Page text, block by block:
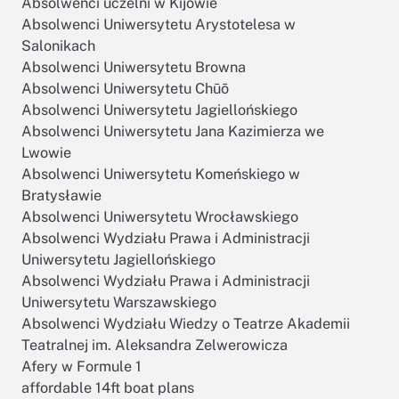
Absolwenci Uniwersytetu Arystotelesa w
Salonikach
Absolwenci Uniwersytetu Browna
Absolwenci Uniwersytetu Chūō
Absolwenci Uniwersytetu Jagiellońskiego
Absolwenci Uniwersytetu Jana Kazimierza we
Lwowie
Absolwenci Uniwersytetu Komeńskiego w
Bratysławie
Absolwenci Uniwersytetu Wrocławskiego
Absolwenci Wydziału Prawa i Administracji
Uniwersytetu Jagiellońskiego
Absolwenci Wydziału Prawa i Administracji
Uniwersytetu Warszawskiego
Absolwenci Wydziału Wiedzy o Teatrze Akademii
Teatralnej im. Aleksandra Zelwerowicza
Afery w Formule 1
affordable 14ft boat plans